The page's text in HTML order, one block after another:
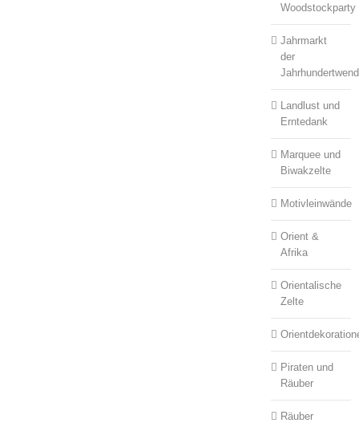
Woodstockparty
Jahrmarkt
der
Landlust und
Erntedank
Marquee und
Biwakzelte
Motivleinwände
Orient &
Afrika
Orientalische
Zelte
Piraten und
Räuber
Räuber